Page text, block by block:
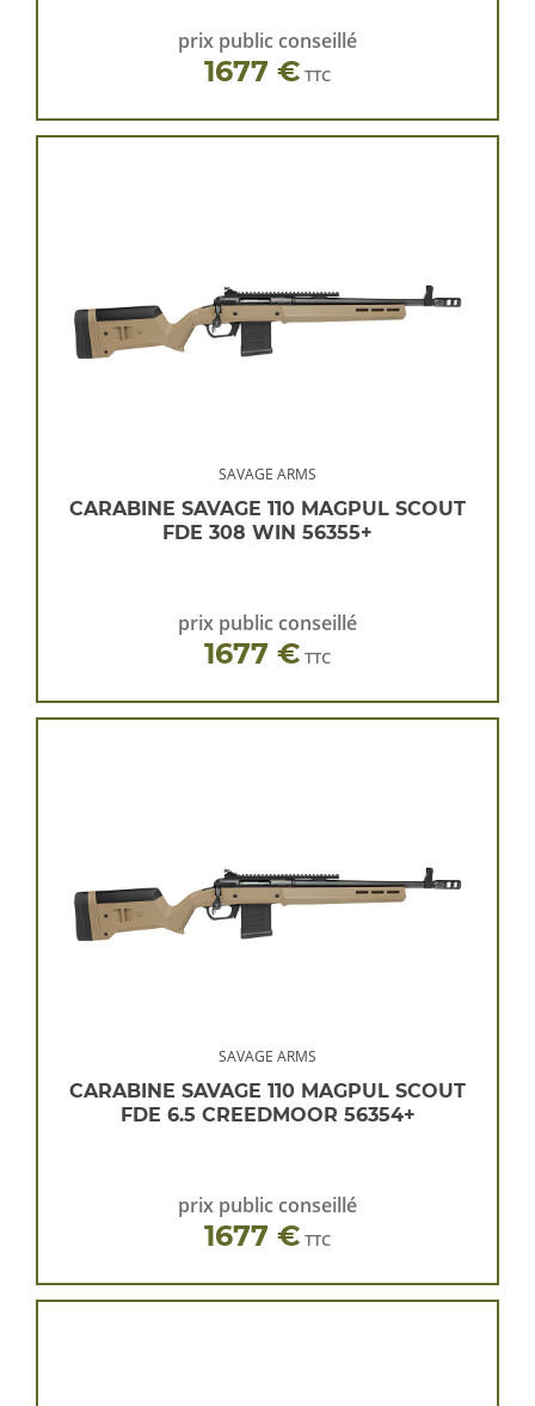
prix public conseillé
1677 € TTC
SAVAGE ARMS
CARABINE SAVAGE 110 MAGPUL SCOUT
FDE 308 WIN 56355+
prix public conseillé
1677 € TTC
SAVAGE ARMS
CARABINE SAVAGE 110 MAGPUL SCOUT
FDE 6.5 CREEDMOOR 56354+
prix public conseillé
1677 € TTC